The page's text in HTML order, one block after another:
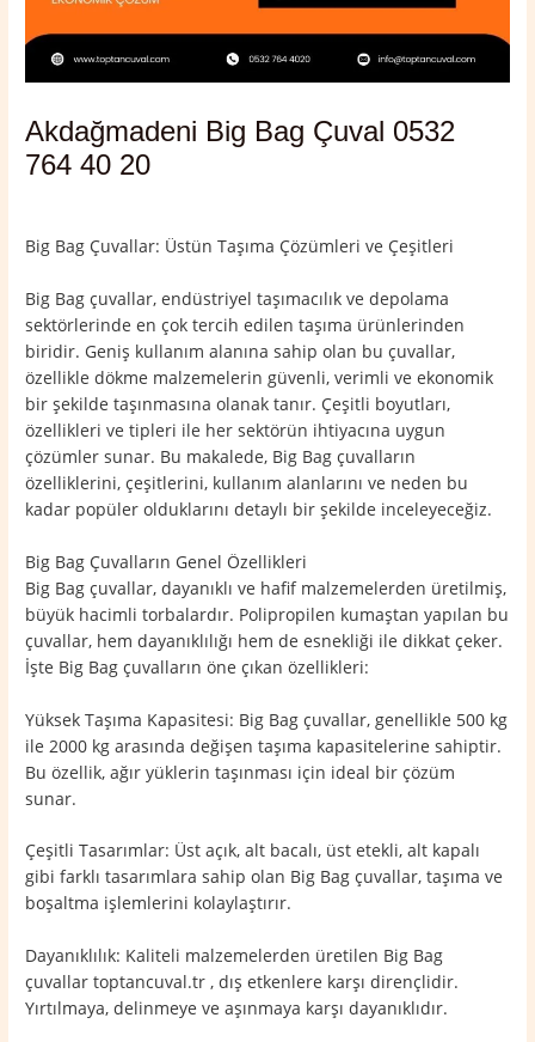
Akdağmadeni Big Bag Çuval 0532
764 40 20
Big Bag Çuvallar: Üstün Taşıma Çözümleri ve Çeşitleri
Big Bag çuvallar, endüstriyel taşımacılık ve depolama
sektörlerinde en çok tercih edilen taşıma ürünlerinden
biridir. Geniş kullanım alanına sahip olan bu çuvallar,
özellikle dökme malzemelerin güvenli, verimli ve ekonomik
bir şekilde taşınmasına olanak tanır. Çeşitli boyutları,
özellikleri ve tipleri ile her sektörün ihtiyacına uygun
çözümler sunar. Bu makalede, Big Bag çuvalların
özelliklerini, çeşitlerini, kullanım alanlarını ve neden bu
kadar popüler olduklarını detaylı bir şekilde inceleyeceğiz.
Big Bag Çuvalların Genel Özellikleri
Big Bag çuvallar, dayanıklı ve hafif malzemelerden üretilmiş,
büyük hacimli torbalardır. Polipropilen kumaştan yapılan bu
çuvallar, hem dayanıklılığı hem de esnekliği ile dikkat çeker.
İşte Big Bag çuvalların öne çıkan özellikleri:
Yüksek Taşıma Kapasitesi: Big Bag çuvallar, genellikle 500 kg
ile 2000 kg arasında değişen taşıma kapasitelerine sahiptir.
Bu özellik, ağır yüklerin taşınması için ideal bir çözüm
sunar.
Çeşitli Tasarımlar: Üst açık, alt bacalı, üst etekli, alt kapalı
gibi farklı tasarımlara sahip olan Big Bag çuvallar, taşıma ve
boşaltma işlemlerini kolaylaştırır.
Dayanıklılık: Kaliteli malzemelerden üretilen Big Bag
çuvallar toptancuval.tr , dış etkenlere karşı dirençlidir.
Yırtılmaya, delinmeye ve aşınmaya karşı dayanıklıdır.